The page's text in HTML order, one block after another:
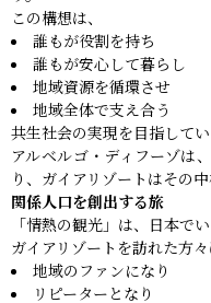
この構想は、
誰もが役割を持ち
誰もが安心して暮らし
地域資源を循環させ
地域全体で支え合う
共生社会の実現を目指してい
アルベルゴ・ディフーゾは
り、ガイアリゾートはその
関係人口を創出する旅
「情熱の観光」は、日本で
ガイアリゾートを訪れた方々
地域のファンになり
リピーターとなり